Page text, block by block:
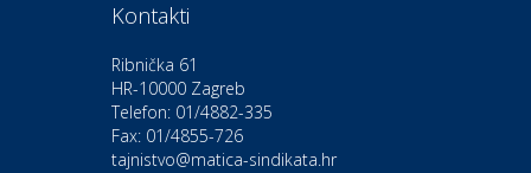
Moda i ljepota
Gastro
Hotel Bunčić Vrbovec
Kontakti
Ribnička 61
HR-10000 Zagreb
Telefon: 01/4882-335
Fax: 01/4855-726
tajnistvo@matica-sindikata.hr